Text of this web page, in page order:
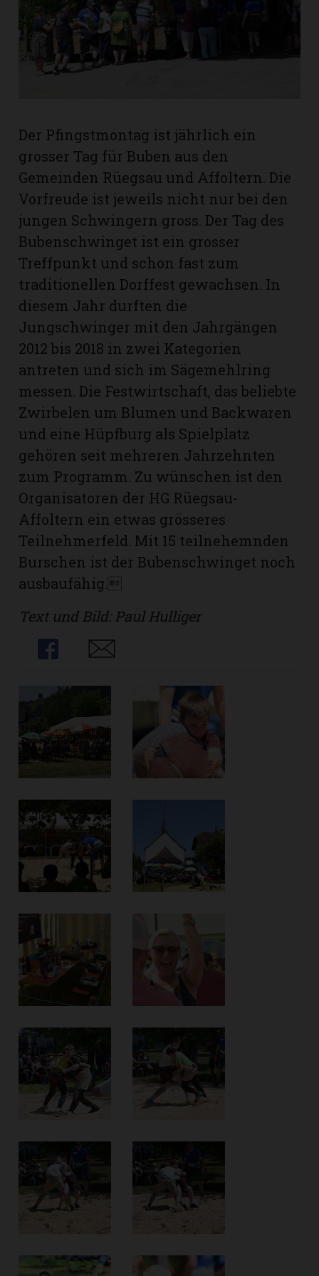
Der Pfingstmontag ist jährlich ein
grosser Tag für Buben aus den
Gemeinden Rüegsau und Affoltern. Die
Vorfreude ist jeweils nicht nur bei den
jungen Schwingern gross. Der Tag des
Bubenschwinget ist ein grosser
Treffpunkt und schon fast zum
traditionellen Dorffest gewachsen. In
diesem Jahr durften die
Jungschwinger mit den Jahrgängen
2012 bis 2018 in zwei Kategorien
antreten und sich im Sägemehlring
messen. Die Festwirtschaft, das beliebte
Zwirbelen um Blumen und Backwaren
und eine Hüpfburg als Spielplatz
gehören seit mehreren Jahrzehnten
zum Programm. Zu wünschen ist den
Organisatoren der HG Rüegsau-
Affoltern ein etwas grösseres
Teilnehmerfeld. Mit 15 teilnehemnden
Burschen ist der Bubenschwinget noch
ausbaufähig.
Text und Bild: Paul Hulliger
Share
Share